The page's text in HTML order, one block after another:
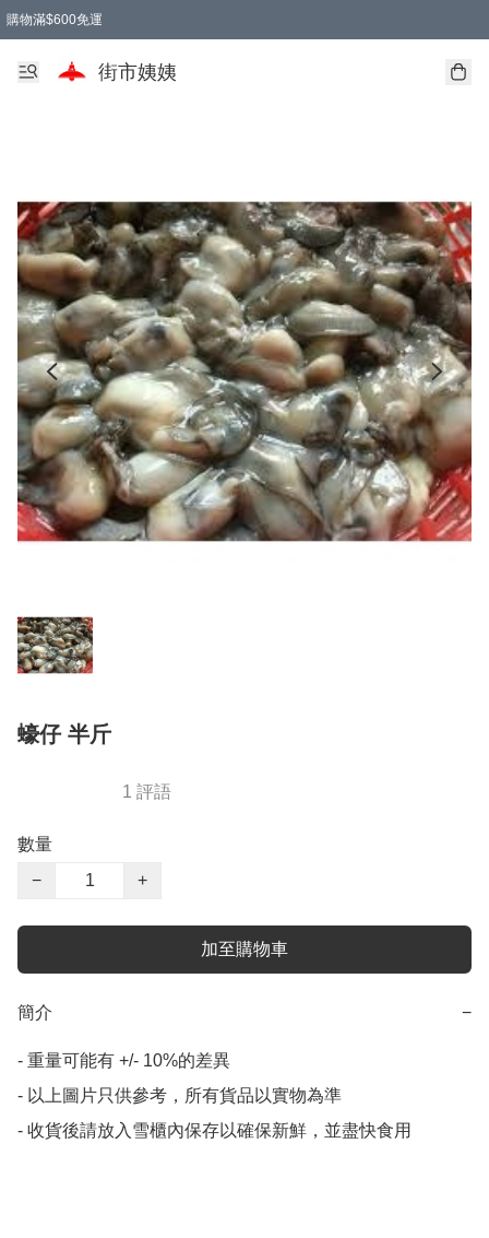
購物滿$600免運
街市姨姨
蠔仔 半斤
1 評語
數量
−
+
加至購物車
簡介 −
- 重量可能有 +/- 10%的差異
- 以上圖片只供參考，所有貨品以實物為準
- 收貨後請放入雪櫃內保存以確保新鮮，並盡快食用